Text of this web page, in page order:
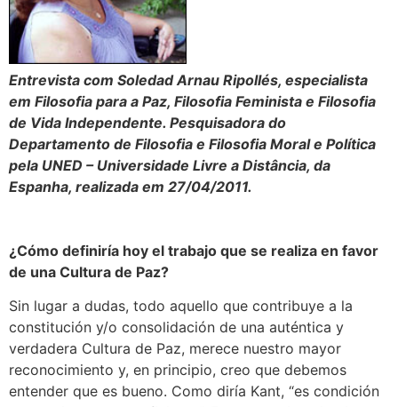
Entrevista com Soledad Arnau Ripollés, especialista
em Filosofia para a Paz, Filosofia Feminista e Filosofia
de Vida Independente. Pesquisadora do
Departamento de Filosofia e Filosofia Moral e Política
pela UNED – Universidade Livre a Distância, da
Espanha, realizada em 27/04/2011.
¿Cómo definiría hoy el trabajo que se realiza en favor
de una Cultura de Paz?
Sin lugar a dudas, todo aquello que contribuye a la
constitución y/o consolidación de una auténtica y
verdadera Cultura de Paz, merece nuestro mayor
reconocimiento y, en principio, creo que debemos
entender que es bueno. Como diría Kant, “es condición